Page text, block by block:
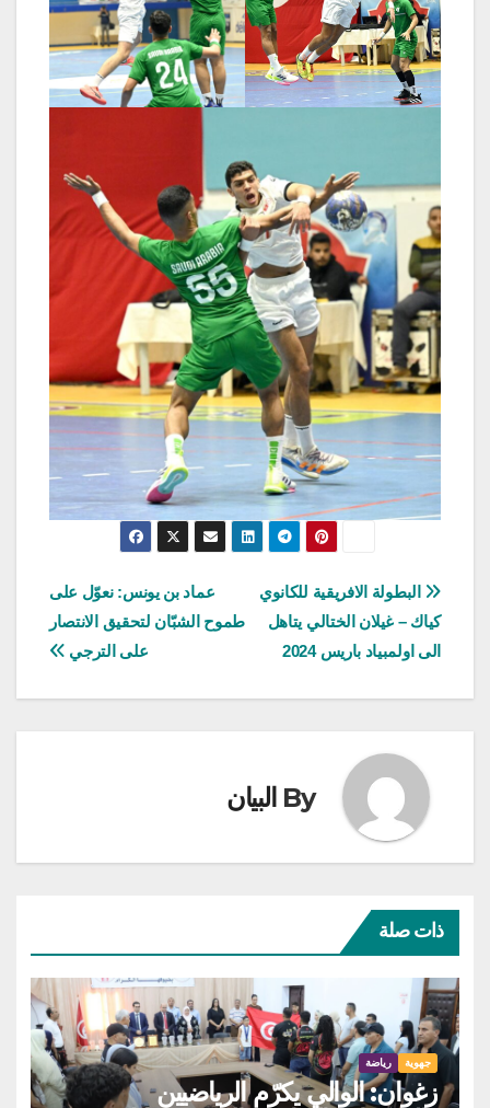
تصفّح
المقالات
عماد بن يونس: نعوّل على
طموح الشبّان لتحقيق الانتصار
على الترجي
البطولة الافريقية للكانوي
كياك – غيلان الختالي يتاهل
الى اولمبياد باريس 2024
By البيان
ذات صلة
جهوية رياضة
زغوان: الوالي يكرّم الرياضيين